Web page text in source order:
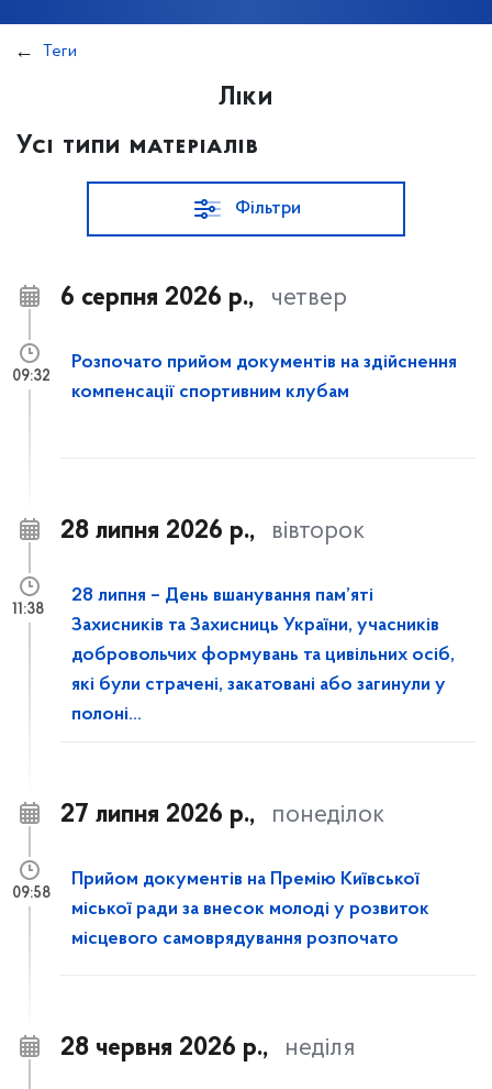
Теги
Ліки
Усі типи матеріалів
Фільтри
6 серпня 2026 р., четвер
Розпочато прийом документів на здійснення
компенсації спортивним клубам
09:32
28 липня 2026 р., вівторок
28 липня – День вшанування пам’яті
Захисників та Захисниць України, учасників
добровольчих формувань та цивільних осіб,
які були страчені, закатовані або загинули у
полоні...
11:38
27 липня 2026 р., понеділок
Прийом документів на Премію Київської
міської ради за внесок молоді у розвиток
місцевого самоврядування розпочато
09:58
28 червня 2026 р., неділя